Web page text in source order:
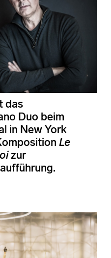
das
Duo beim
in New York
Le
zur